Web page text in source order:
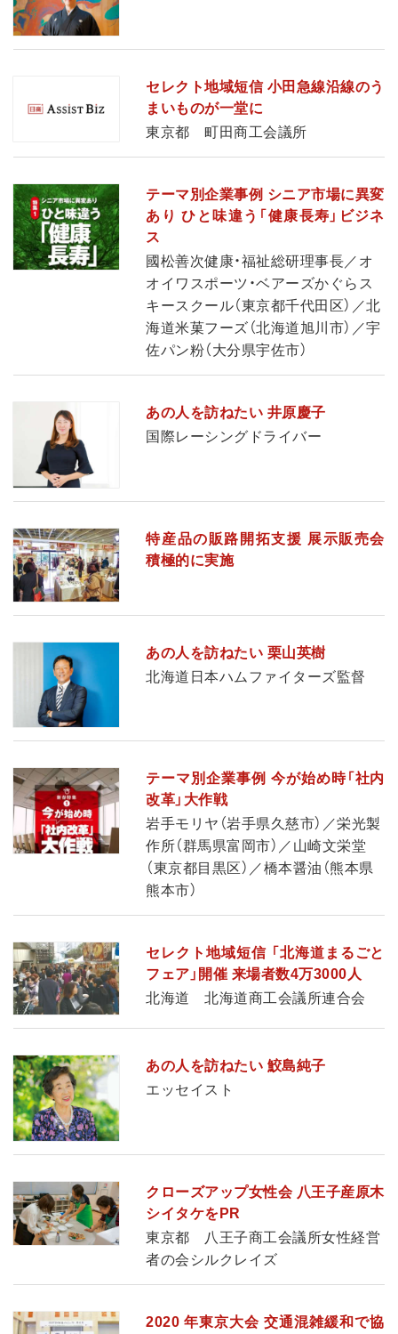
セレクト地域短信 小田急線沿線のう
まいものが一堂に
東京都 町田商工会議所
テーマ別企業事例 シニア市場に異変
あり ひと味違う「健康長寿」ビジネ
ス
國松善次健康・福祉総研理事長／オ
オイワスポーツ・ベアーズかぐらス
キースクール（東京都千代田区）／北
海道米菓フーズ（北海道旭川市）／宇
佐パン粉（大分県宇佐市）
あの人を訪ねたい 井原慶子
国際レーシングドライバー
特産品の販路開拓支援 展示販売会
積極的に実施
あの人を訪ねたい 栗山英樹
北海道日本ハムファイターズ監督
テーマ別企業事例 今が始め時「社内
改革」大作戦
岩手モリヤ（岩手県久慈市）／栄光製
作所（群馬県富岡市）／山崎文栄堂
（東京都目黒区）／橋本醤油（熊本県
熊本市）
セレクト地域短信 「北海道まるごと
フェア」開催 来場者数4万3000人
北海道 北海道商工会議所連合会
あの人を訪ねたい 鮫島純子
エッセイスト
クローズアップ女性会 八王子産原木
シイタケをPR
東京都 八王子商工会議所女性経営
者の会シルクレイズ
2020 年東京大会 交通混雑緩和で協